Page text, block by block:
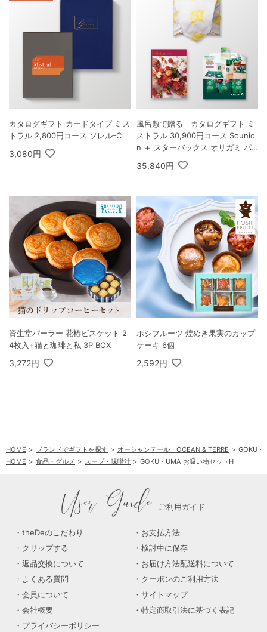
カタログギフト カードタイプ ミス
トラル 2,800円コース ソレル-C
3,080円
風呂敷で贈る｜カタログギフト ミ
ストラル 30,900円コース Sounio
n ＋ スターバックス オリガミ パ
ーソナルドリップ コーヒーギフト
A
35,840円
資生堂パーラー 花椿ビスケット 2
4枚入+猫と珈琲と私 3P BOX
3,272円
ホシフルーツ 煌めき果実のカップ
ケーキ 6個
2,592円
HOME ブランドでギフトを探す オーシャンテール｜OCEAN & TERRE
GOKU・
HOME
食品・グルメ スープ・味噌汁 GOKU・UMA お吸い物セットH
User Guide ご利用ガイド
theDeのこだわり
お支払方法
クリップする
検討中に保存
返品交換について
お届け方法配送料について
よくある質問
クーポンのご利用方法
会員について
サイトマップ
会社概要
特定商取引法に基づく表記
プライバシーポリシー